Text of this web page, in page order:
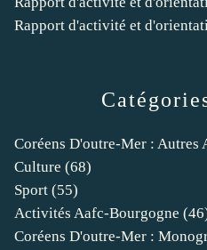
Coréens D'outre-Mer : Autres
Culture (68)
Sport (55)
Activités Aafc-Bourgogne
Coréens D'outre-Mer :
Rapport d'activité et